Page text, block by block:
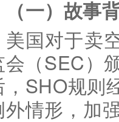
（一）故事
美国对于卖
会（SEC ）
SHO规则
外情形，加